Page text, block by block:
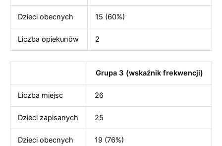
Dzieci obecnych 15 (60%)
Liczba opiekunów 2
Grupa 3 (wskaźnik frekwencji)
Liczba miejsc 26
Dzieci zapisanych 25
Dzieci obecnych 19 (76%)